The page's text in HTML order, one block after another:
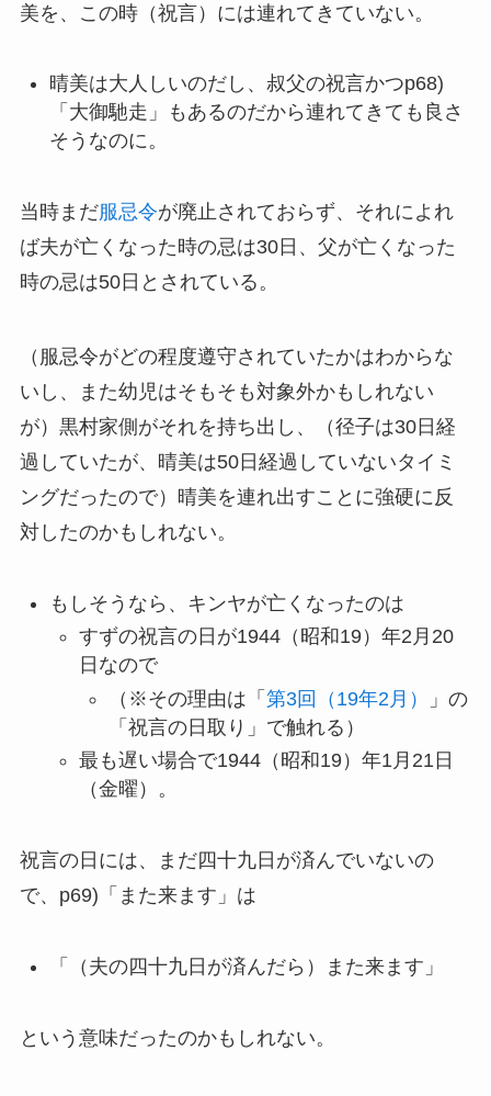
美を、この時（祝言）には連れてきていない。
晴美は大人しいのだし、叔父の祝言かつp68)
「大御馳走」もあるのだから連れてきても良さ
そうなのに。
当時まだ服忌令が廃止されておらず、それによれ
ば夫が亡くなった時の忌は30日、父が亡くなった
時の忌は50日とされている。
（服忌令がどの程度遵守されていたかはわからな
いし、また幼児はそもそも対象外かもしれない
が）黒村家側がそれを持ち出し、（径子は30日経
過していたが、晴美は50日経過していないタイミ
ングだったので）晴美を連れ出すことに強硬に反
対したのかもしれない。
もしそうなら、キンヤが亡くなったのは
すずの祝言の日が1944（昭和19）年2月20
日なので
（※その理由は「 第3回（19年2月）
」の
「祝言の日取り」で触れる）
最も遅い場合で1944（昭和19）年1月21日
（金曜）。
祝言の日には、まだ四十九日が済んでいないの
で、p69)「また来ます」は
「（夫の四十九日が済んだら）また来ます」
という意味だったのかもしれない。